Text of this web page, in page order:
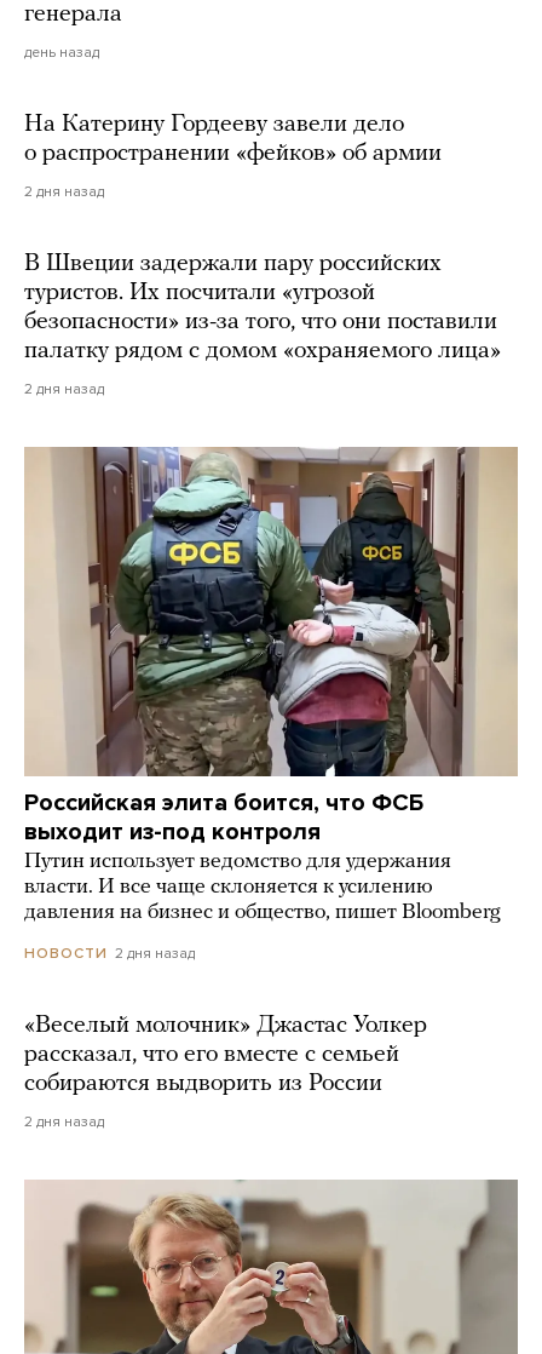
генерала
день назад
На Катерину Гордееву завели дело
о распространении «фейков» об армии
2 дня назад
В Швеции задержали пару российских
туристов. Их посчитали «угрозой
безопасности» из-за того, что они поставили
палатку рядом с домом «охраняемого лица»
2 дня назад
Российская элита боится, что ФСБ
выходит из-под контроля
Путин использует ведомство для удержания
власти. И все чаще склоняется к усилению
давления на бизнес и общество, пишет Bloomberg
НОВОСТИ 2 дня назад
«Веселый молочник» Джастас Уолкер
рассказал, что его вместе с семьей
собираются выдворить из России
2 дня назад